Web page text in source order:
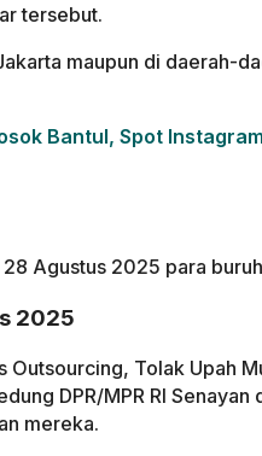
tersebut.
maupun di daerah-
Bantul, Spot
Agustus 2025 para
2025
Outsourcing, Tolak Upah
DPR/MPR RI Senayan
mereka.